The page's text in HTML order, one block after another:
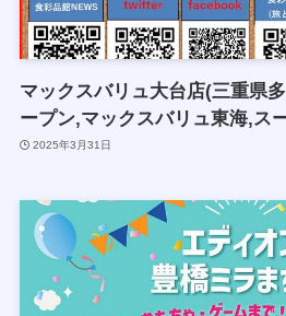
マックスバリュ大台店(三重県
ープン,マックスバリュ東海,ス
2025年3月31日